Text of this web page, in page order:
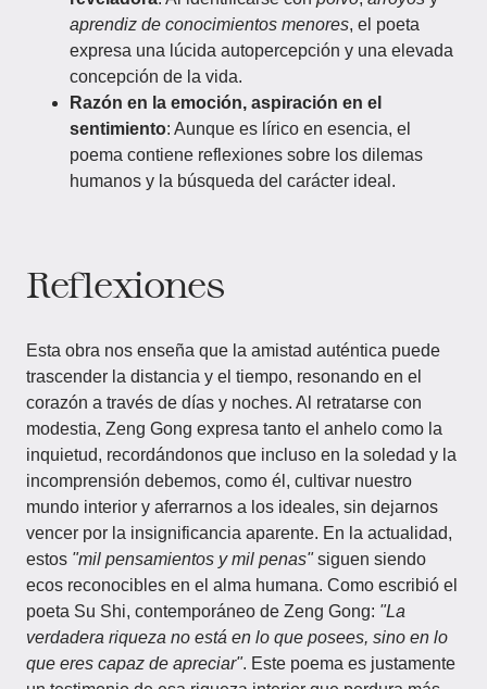
aprendiz de conocimientos menores, el poeta
expresa una lúcida autopercepción y una elevada
concepción de la vida.
Razón en la emoción, aspiración en el
sentimiento: Aunque es lírico en esencia, el
poema contiene reflexiones sobre los dilemas
humanos y la búsqueda del carácter ideal.
Reflexiones
Esta obra nos enseña que la amistad auténtica puede
trascender la distancia y el tiempo, resonando en el
corazón a través de días y noches. Al retratarse con
modestia, Zeng Gong expresa tanto el anhelo como la
inquietud, recordándonos que incluso en la soledad y la
incomprensión debemos, como él, cultivar nuestro
mundo interior y aferrarnos a los ideales, sin dejarnos
vencer por la insignificancia aparente. En la actualidad,
estos "mil pensamientos y mil penas"siguen siendo
ecos reconocibles en el alma humana. Como escribió el
poeta Su Shi, contemporáneo de Zeng Gong: "La
verdadera riqueza no está en lo que posees, sino en lo
que eres capaz de apreciar". Este poema es justamente